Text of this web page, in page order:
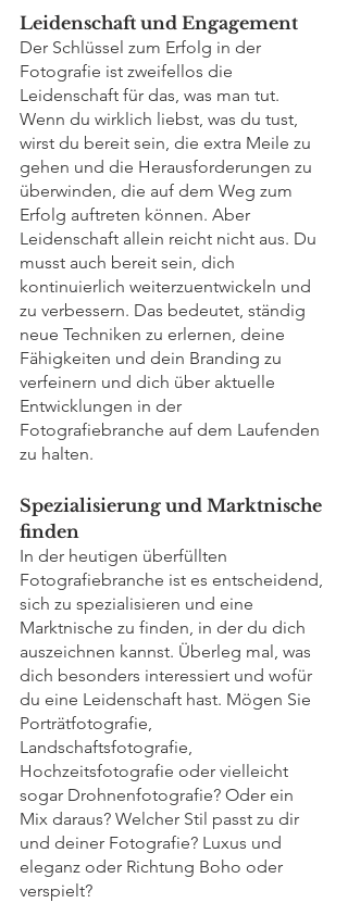
Leidenschaft und Engagement
Der Schlüssel zum Erfolg in der
Fotografie ist zweifellos die
Leidenschaft für das, was man tut.
Wenn du wirklich liebst, was du tust,
wirst du bereit sein, die extra Meile zu
gehen und die Herausforderungen zu
überwinden, die auf dem Weg zum
Erfolg auftreten können. Aber
Leidenschaft allein reicht nicht aus. Du
musst auch bereit sein, dich
kontinuierlich weiterzuentwickeln und
zu verbessern. Das bedeutet, ständig
neue Techniken zu erlernen, deine
Fähigkeiten und dein Branding zu
verfeinern und dich über aktuelle
Entwicklungen in der
Fotografiebranche auf dem Laufenden
zu halten.
Spezialisierung und Marktnische
finden
In der heutigen überfüllten
Fotografiebranche ist es entscheidend,
sich zu spezialisieren und eine
Marktnische zu finden, in der du dich
auszeichnen kannst. Überleg mal, was
dich besonders interessiert und wofür
du eine Leidenschaft hast. Mögen Sie
Porträtfotografie,
Landschaftsfotografie,
Hochzeitsfotografie oder vielleicht
sogar Drohnenfotografie? Oder ein
Mix daraus? Welcher Stil passt zu dir
und deiner Fotografie? Luxus und
eleganz oder Richtung Boho oder
verspielt?